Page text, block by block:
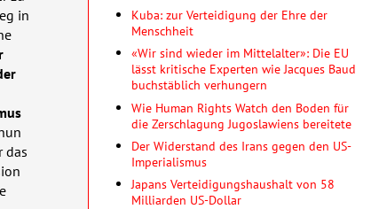
in
das
Kuba: zur Verteidigung der Ehre der
Menschheit
«Wir sind wieder im Mittelalter»: Die EU
lässt kritische Experten wie Jacques Baud
buchstäblich verhungern
Wie Human Rights Watch den Boden für
die Zerschlagung Jugoslawiens bereitete
Der Widerstand des Irans gegen den US-
Imperialismus
Japans Verteidigungshaushalt von 58
Milliarden US-Dollar